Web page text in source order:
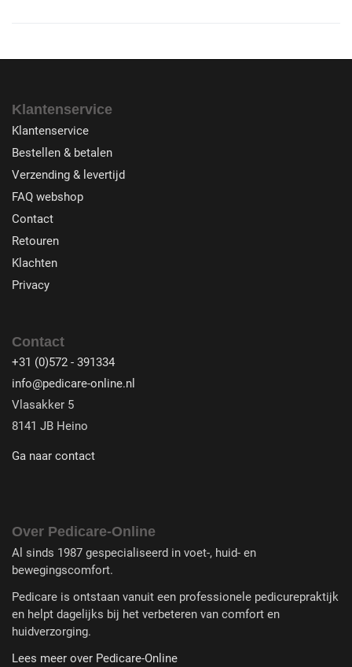
Klantenservice
Klantenservice
Bestellen & betalen
Verzending & levertijd
FAQ webshop
Contact
Retouren
Klachten
Privacy
Contact
+31 (0)572 - 391334
info@pedicare-online.nl
Vlasakker 5
8141 JB Heino
Ga naar contact
Over Pedicare-Online
Al sinds 1987 gespecialiseerd in voet-, huid- en
bewegingscomfort.
Pedicare is ontstaan vanuit een professionele pedicurepraktijk
en helpt dagelijks bij het verbeteren van comfort en
huidverzorging.
Lees meer over Pedicare-Online